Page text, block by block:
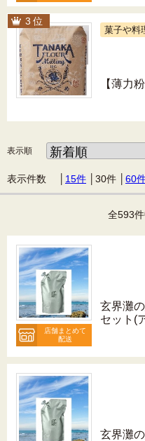
菓子や料
【薄力
表示順
表示件数 │ 15件 30件 60
全593
店舗まとめて
配送
玄界灘
セット(
玄界灘